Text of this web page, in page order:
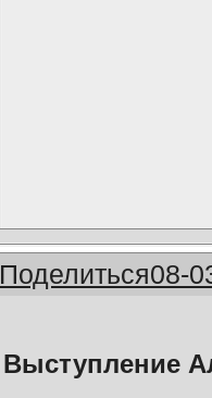
Поделиться08-
Выступление